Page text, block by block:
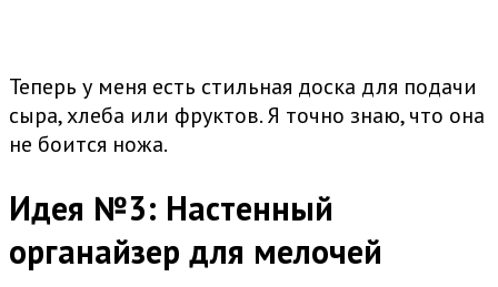
Теперь у меня есть стильная доска для подачи
сыра, хлеба или фруктов. Я точно знаю, что она
не боится ножа.
Идея №3: Настенный
органайзер для мелочей